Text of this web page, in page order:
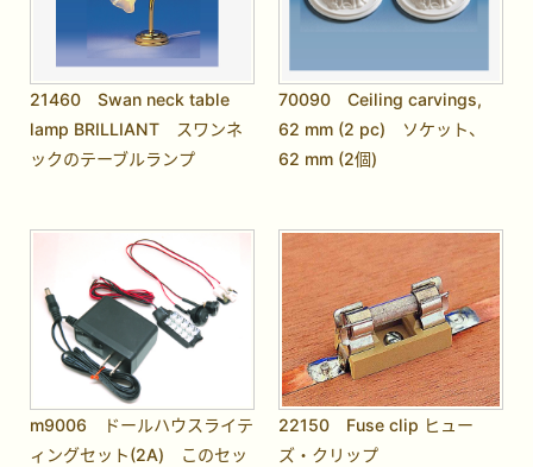
21460 Swan neck table
lamp BRILLIANT スワンネ
ックのテーブルランプ
70090 Ceiling carvings,
62 mm (2 pc) ソケット、
62 mm (2個)
m9006 ドールハウスライテ
ィングセット(2A) このセッ
22150 Fuse clip ヒュー
ズ・クリップ